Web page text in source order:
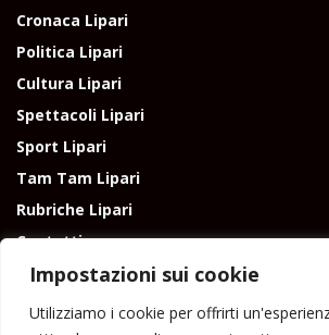
Impostazioni sui cookie
Utilizziamo i cookie per offrirti
Cronaca Lipari
Politica Lipari
Cultura Lipari
Spettacoli Lipari
Sport Lipari
Tam Tam Lipari
Rubriche Lipari
Contatti